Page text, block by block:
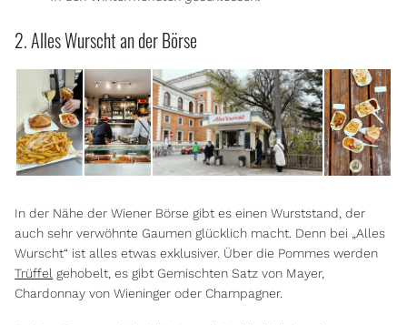
2. Alles Wurscht an der Börse
In der Nähe der Wiener Börse gibt es einen Wurststand, der
auch sehr verwöhnte Gaumen glücklich macht. Denn bei „Alles
Wurscht“ ist alles etwas exklusiver. Über die Pommes werden
Trüffel gehobelt, es gibt Gemischten Satz von Mayer,
Chardonnay von Wieninger oder Champagner.